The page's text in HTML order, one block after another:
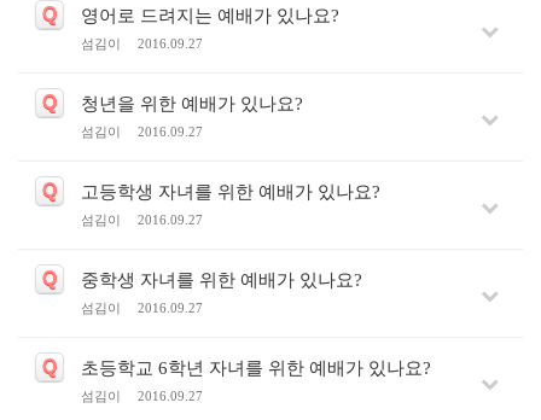
Q 영어로 드려지는 예배가 있나요?
섬김이 2016.09.27
Q 청년을 위한 예배가 있나요?
섬김이 2016.09.27
Q 고등학생 자녀를 위한 예배가 있나요?
섬김이 2016.09.27
Q 중학생 자녀를 위한 예배가 있나요?
섬김이 2016.09.27
Q 초등학교 6학년 자녀를 위한 예배가 있나요?
섬김이 2016.09.27